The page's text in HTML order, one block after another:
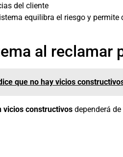
del cliente
equilibra el riesgo y
al
que no hay vicios
vicios constructivos dependerá